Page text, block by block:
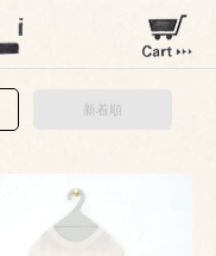
新着順